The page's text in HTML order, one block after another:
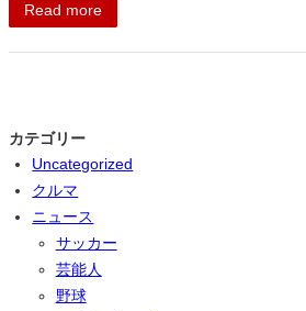
Read more
カテゴリー
Uncategorized
クルマ
ニュース
サッカー
芸能人
野球